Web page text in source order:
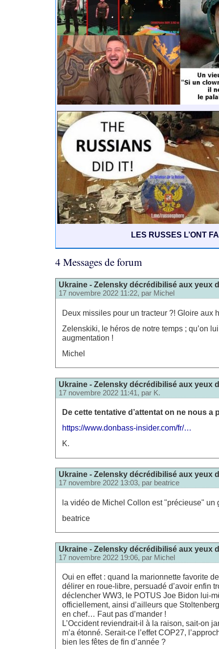
LES RUSSES L’ONT
4 Messages de forum
Ukraine - Zelensky décrédibilisé aux yeux
17 novembre 2022 11:22, par Michel
Deux missiles pour un tracteur ?! Gloire aux
Zelenskiki, le héros de notre temps ; qu’on
augmentation !
Michel
Ukraine - Zelensky décrédibilisé aux yeux
17 novembre 2022 11:41, par K.
De cette tentative d’attentat on ne nous
https://www.donbass-insider.com/fr/…
K.
Ukraine - Zelensky décrédibilisé aux yeux
17 novembre 2022 13:03, par beatrice
la vidéo de Michel Collon est "précieuse" un
beatrice
Ukraine - Zelensky décrédibilisé aux yeux
17 novembre 2022 19:06, par Michel
Oui en effet : quand la marionnette favorite de
délirer en roue-libre, persuadé d’avoir enfin
déclencher WW3, le POTUS Joe Bidon lui-
officiellement, ainsi d’ailleurs que
en chef… Faut pas d’mander !
L’Occident reviendrait-il à la raison, sait-on
m’a étonné. Serait-ce l’effet COP27,
bien les fêtes de fin d’année ?